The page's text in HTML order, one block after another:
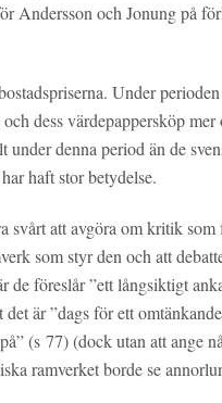
Andersson och Jonung på
Under
dess värdepappersköp
denna period än de
haft stor betydelse.
att avgöra om kritik
som styr den och att
de föreslår ”ett långsiktigt
är ”dags för ett
(s 77) (dock utan att ange
ramverket borde se